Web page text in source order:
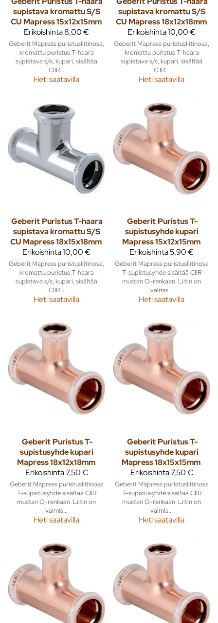
supistava kromattu S/S
CU Mapress 15x12x15mm
Erikoishinta8,00 €
Geberit Mapress puristusliitinosa,
kromattu puristus T-haara
supistava s/s, kupari, sisältää
CIIR...
Heti saatavilla
supistava kromattu S/S
CU Mapress 18x12x18mm
Erikoishinta10,00 €
Geberit Mapress puristusliitinosa,
kromattu puristus T-haara
supistava s/s, kupari, sisältää
CIIR...
Heti saatavilla
Geberit Puristus T-haara
supistava kromattu S/S
CU Mapress 18x15x18mm
Erikoishinta10,00 €
Geberit Mapress puristusliitinosa,
kromattu puristus T-haara
supistava s/s, kupari, sisältää
CIIR...
Heti saatavilla
Geberit Puristus T-
supistusyhde kupari
Mapress 15x12x15mm
Erikoishinta5,90 €
Geberit Mapress puristusliitinosa
T-supistusyhde sisältää CIIR
mustan O-renkaan. Liitin on
valmis...
Heti saatavilla
Geberit Puristus T-
supistusyhde kupari
Mapress 18x12x18mm
Erikoishinta7,50 €
Geberit Mapress puristusliitinosa
T-supistusyhde sisältää CIIR
mustan O-renkaan. Liitin on
valmis...
Heti saatavilla
Geberit Puristus T-
supistusyhde kupari
Mapress 18x15x15mm
Erikoishinta7,50 €
Geberit Mapress puristusliitinosa
T-supistusyhde sisältää CIIR
mustan O-renkaan. Liitin on
valmis...
Heti saatavilla